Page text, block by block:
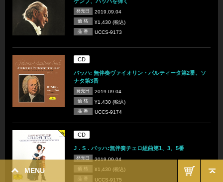
MENU
発売日 2019.09.04
価 格 ¥1,430 (税込)
品 番 UCCS-9173
CD
バッハ: 無伴奏ヴァイオリン・パルティータ第2番、ソ
ナタ第3番
発売日 2019.09.04
価 格 ¥1,430 (税込)
品 番 UCCS-9174
CD
J．S．バッハ:無伴奏チェロ組曲第1、3、5番
発売日 2019.09.04
価 格 ¥1,430 (税込)
品 番 UCCS-9175